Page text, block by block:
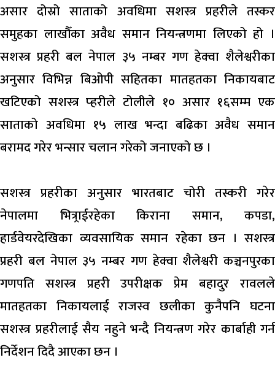
असार दोस्रो साताको अवधिमा सशस्त्र प्रहरीले तस्कर
समुहका लाखौँका अवैध समान नियन्त्रणमा लिएको हो ।
सशस्त्र प्रहरी बल नेपाल ३५ नम्बर गण हेक्वा शैलेश्वरीका
अनुसार विभिन्न बिओपी सहितका मातहतका निकायबाट
खटिएको सशस्त्र प्हरीले टोलीले १० असार १६सम्म एक
साताको अवधिमा १५ लाख भन्दा बढिका अवैध समान
बरामद गरेर भन्सार चलान गरेको जनाएको छ ।
सशस्त्र प्रहरीका अनुसार भारतबाट चोरी तस्करी गरेर
नेपालमा भित्र्राईरहेका किराना समान, कपडा,
हार्डवेयरदेखिका व्यवसायिक समान रहेका छन । सशस्त्र
प्रहरी बल नेपाल ३५ नम्बर गण हेक्वा शैलेश्वरी कञ्चनपुरका
गणपति सशस्त्र प्रहरी उपरीक्षक प्रेम बहादुर रावलले
मातहतका निकायलाई राजस्व छलीका कुनैपनि घटना
सशस्त्र प्रहरीलाई सैय नहुने भन्दै नियन्त्रण गरेर कार्बाही गर्न
निर्देशन दिदै आएका छन ।